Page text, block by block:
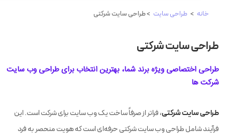
خانه > طراحی سایت > طراحی سایت شرکتی
طراحی سایت شرکتی
طراحی اختصاصی ویژه برند شما، بهترین انتخاب برای طراحی وب سایت
شرکت ها
طراحی سایت شرکتی، فراتر از صرفاً ساخت یک وب سایت برای شرکت است. این
فرآیند شامل طراحی وب سایت شرکتی حرفه‌ای است که هویت منحصر به فرد